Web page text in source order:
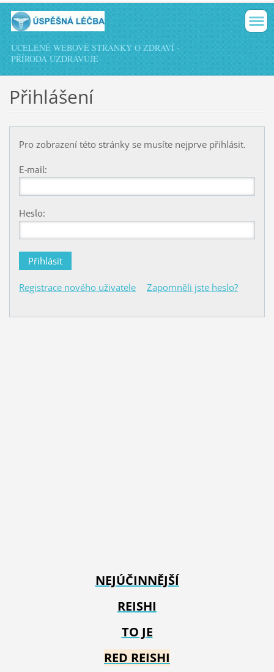
UCELENÉ WEBOVÉ STRÁNKY O ZDRAVÍ -
PŘÍRODA UZDRAVUJE
Přihlášení
Pro zobrazení této stránky se musíte nejprve přihlásit.
E-mail:
Heslo:
Registrace nového uživatele Zapomněli jste heslo?
NEJÚČINNĚJŠÍ
REISHI
TO JE
RED REISHI